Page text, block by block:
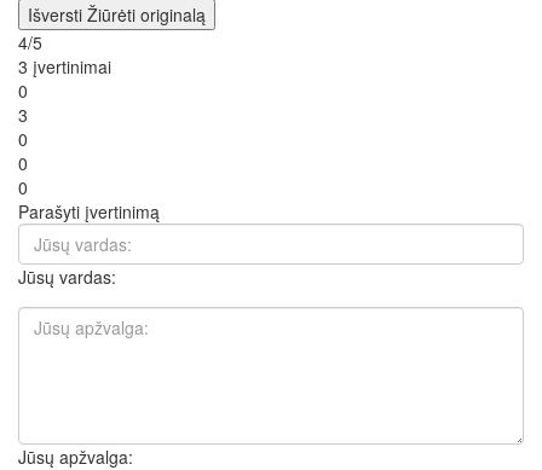
Išversti Žiūrėti originalą
4/5
3 įvertinimai
0
3
0
0
0
Parašyti įvertinimą
Jūsų vardas:
Jūsų apžvalga: